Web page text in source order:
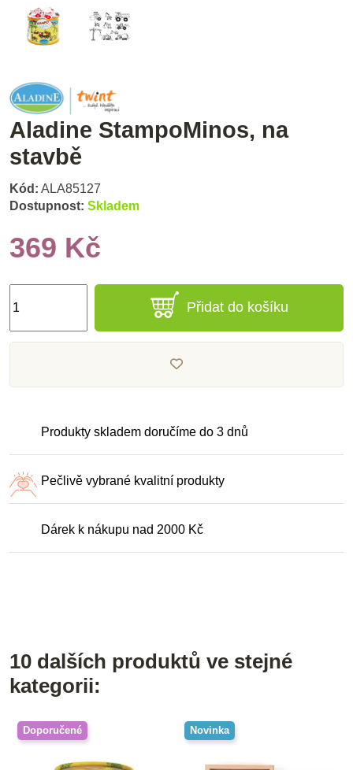
Aladine StampoMinos, na
stavbě
Kód: ALA85127
Dostupnost: Skladem
369 Kč
Přidat do košíku
Produkty skladem doručíme do 3 dnů
Pečlivě vybrané kvalitní produkty
Dárek k nákupu nad 2000 Kč
10 dalších produktů ve stejné
kategorii:
Doporučené Novinka